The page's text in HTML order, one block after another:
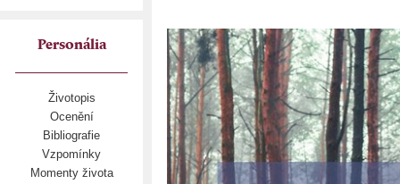
Personália
Životopis
Ocenění
Bibliografie
Vzpomínky
Momenty života